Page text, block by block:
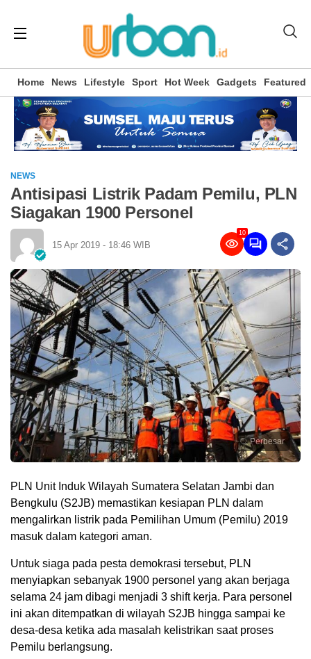
Home News Lifestyle Sport Hot Week Gadgets Featured
NEWS
Antisipasi Listrik Padam Pemilu, PLN
Siagakan 1900 Personel
15 Apr 2019 - 18:46 WIB
10
Perbesar
PLN Unit Induk Wilayah Sumatera Selatan Jambi dan
Bengkulu (S2JB) memastikan kesiapan PLN dalam
mengalirkan listrik pada Pemilihan Umum (Pemilu) 2019
masuk dalam kategori aman.
Untuk siaga pada pesta demokrasi tersebut, PLN
menyiapkan sebanyak 1900 personel yang akan berjaga
selama 24 jam dibagi menjadi 3 shift kerja. Para personel
ini akan ditempatkan di wilayah S2JB hingga sampai ke
desa-desa ketika ada masalah kelistrikan saat proses
Pemilu berlangsung.